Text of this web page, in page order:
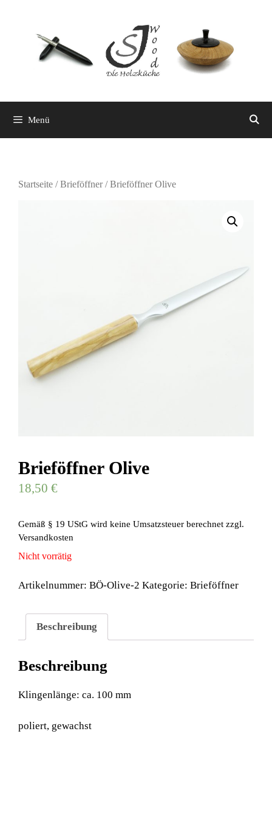
springen
Menü
Startseite /Brieföffner/ Brieföffner Olive
Brieföffner Olive
18,50 €
Gemäß § 19 UStG wird keine Umsatzsteuer berechnet zzgl.
Versandkosten
Nicht vorrätig
Artikelnummer: BÖ-Olive-2 Kategorie: Brieföffner
Beschreibung
Beschreibung
Klingenlänge: ca. 100 mm
poliert, gewachst